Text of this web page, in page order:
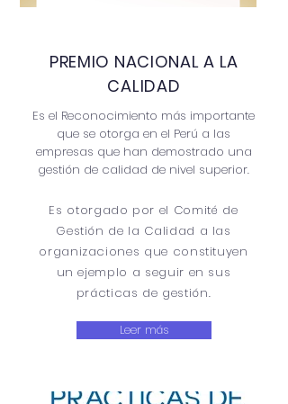
PREMIO NACIONAL A LA
CALIDAD
Es el Reconocimiento más importante
que se otorga en el Perú a las
empresas que han demostrado una
gestión de calidad de nivel superior.
Es otorgado por el Comité de
Gestión de la Calidad a las
organizaciones que constituyen
un ejemplo a seguir en sus
prácticas de gestión.
Leer más